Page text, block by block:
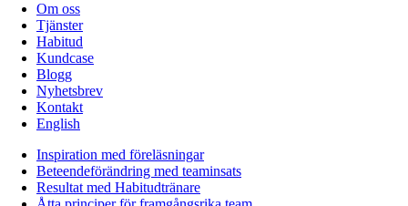
Om oss
Tjänster
Habitud
Kundcase
Blogg
Nyhetsbrev
Kontakt
English
Inspiration med föreläsningar
Beteendeförändring med teaminsats
Resultat med Habitudtränare